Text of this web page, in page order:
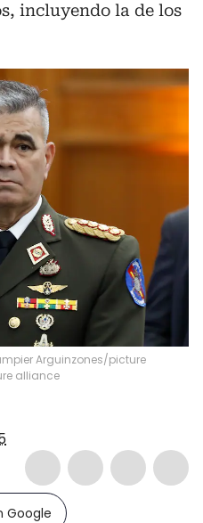
incluyendo la de los
Arguinzones/picture
alliance
Google